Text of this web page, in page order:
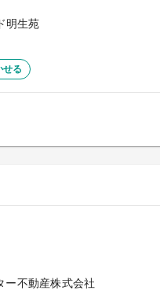
明生苑
せる
不動産株式会社